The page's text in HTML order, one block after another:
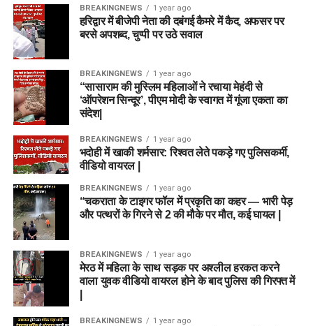
BREAKINGNEWS 1 year ago
हरिद्वार में बीजेपी नेता की दबंगई कैमरे में कैद, अफसर पर
बरसे अपशब्द, चुप्पी पर उठे सवाल
BREAKINGNEWS 1 year ago
“सासाराम की मुस्लिम महिलाओं ने रचाया मेहंदी से
‘ऑपरेशन सिन्दूर’, पीएम मोदी के स्वागत में गूंजा एकता का
संदेश|
BREAKINGNEWS 1 year ago
भदोही में खाकी शर्मसार: रिश्वत लेते पकड़े गए पुलिसकर्मी,
वीडियो वायरल |
BREAKINGNEWS 1 year ago
“चकराता के टाइगर फॉल में प्रकृति का कहर — भारी पेड़
और पत्थरों के गिरने से 2 की मौके पर मौत, कई घायल |
BREAKINGNEWS 1 year ago
मेरठ में महिला के साथ सड़क पर अश्लील हरकत करने
वाला युवक वीडियो वायरल होने के बाद पुलिस की गिरफ्त में
BREAKINGNEWS 1 year ago